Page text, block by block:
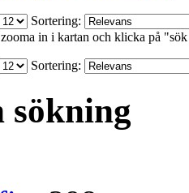
Sortering:
in i kartan och klicka på
Sortering: